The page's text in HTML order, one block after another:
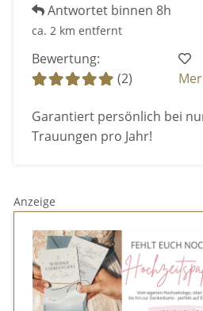
Antwortet binnen 8h
ca. 2 km entfernt
Bewertung:
(2)
Garantiert persönlich bei
Trauungen pro Jahr!
Anzeige